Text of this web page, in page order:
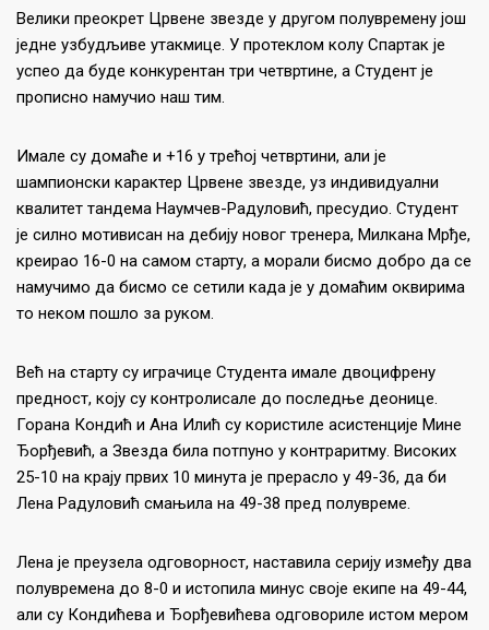
Велики преокрет Црвене звезде у другом полувремену још
једне узбудљиве утакмице. У протеклом колу Спартак је
успео да буде конкурентан три четвртине, а Студент је
прописно намучио наш тим.
Имале су домаће и +16 у трећој четвртини, али је
шампионски карактер Црвене звезде, уз индивидуални
квалитет тандема Наумчев-Радуловић, пресудио. Студент
је силно мотивисан на дебију новог тренера, Милкана Мрђе,
креирао 16-0 на самом старту, а морали бисмо добро да се
намучимо да бисмо се сетили када је у домаћим оквирима
то неком пошло за руком.
Већ на старту су играчице Студента имале двоцифрену
предност, коју су контролисале до последње деонице.
Горана Кондић и Ана Илић су користиле асистенције Мине
Ђорђевић, а Звезда била потпуно у контраритму. Високих
25-10 на крају првих 10 минута је прерасло у 49-36, да би
Лена Радуловић смањила на 49-38 пред полувреме.
Лена је преузела одговорност, наставила серију између два
полувремена до 8-0 и истопила минус своје екипе на 49-44,
али су Кондићева и Ђорђевићева одговориле истом мером